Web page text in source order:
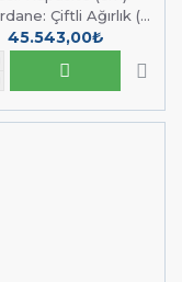
Çiftli Ağırlık (...
45.543,00₺